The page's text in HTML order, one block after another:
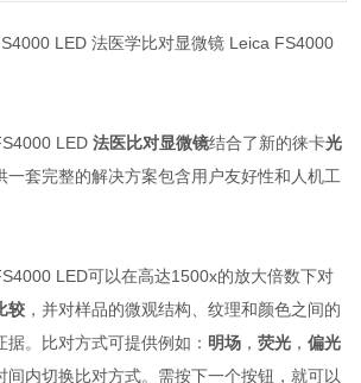
LED 法医学比对显微镜 Leica FS4000
LED法医比对显微镜结合了新的徕卡光
一套完整的解决方案包含用户友好性和人机工
LED可以在高达1500x的放大倍数下对
较 ，并对样品的微观结构、纹理和颜色之间的
。比对方式可提供例如： 明场 ，荧光 ，偏光
间内切换比对方式。需按下一个按钮，就可以